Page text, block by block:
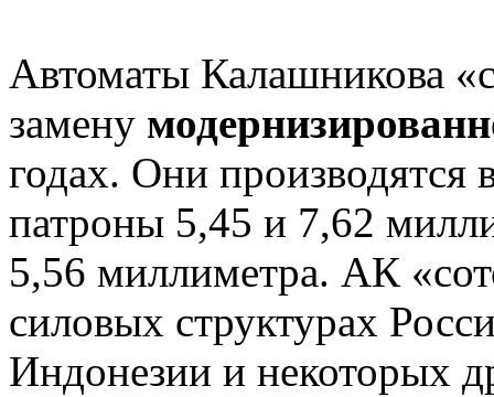
Автоматы Калашникова
замену
годах. Они производятся
патроны 5,45 и 7,62
5,56 миллиметра. АК
силовых структурах
Индонезии и некоторых